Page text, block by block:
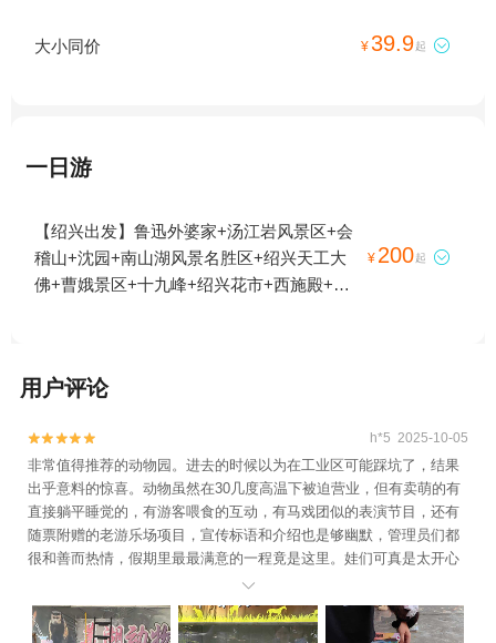
大小同价 ¥39.9起 
一日游
【绍兴出发】鲁迅外婆家+汤江岩风景区+会
稽山+沈园+南山湖风景名胜区+绍兴天工大
佛+曹娥景区+十九峰+绍兴花市+西施殿+安
南宗家庙+鲁迅故里+绍兴鲁迅纪念馆+衢州
兴嵊州南山湖+绍兴古城+衢州龙游六春湖漂
流+新昌中国茶市景区+鲁镇+绍兴美湖动物
园+衢州江滨公园+衢州市市民公园+安昌民
俗风情馆+镜湖湿地公园+绍兴一中+新昌城
隍庙+汤江岩户外拓展基地+诸暨烈士纪念馆
旅游直通车+新昌沙溪开口岩村蓝莓采摘+会
稽山峡洞漂流+爱乐游（上虞大通店）+会稽
¥ 200起 
用户评论

 h*5 2025-10-05
非常值得推荐的动物园。进去的时候以为在工业区可能踩坑了，结果
出乎意料的惊喜。动物虽然在30几度高温下被迫营业，但有卖萌的有
直接躺平睡觉的，有游客喂食的互动，有马戏团似的表演节目，还有
随票附赠的老游乐场项目，宣传标语和介绍也是够幽默，管理员们都
很和善而热情，假期里最最满意的一程竟是这里。娃们可真是太开心
